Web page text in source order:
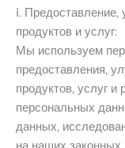
ⅰ.
продуктов и услуг:
Мы используем
предоставления,
продуктов, услуг
персональных
данных,